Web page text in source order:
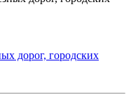
дорог, городских